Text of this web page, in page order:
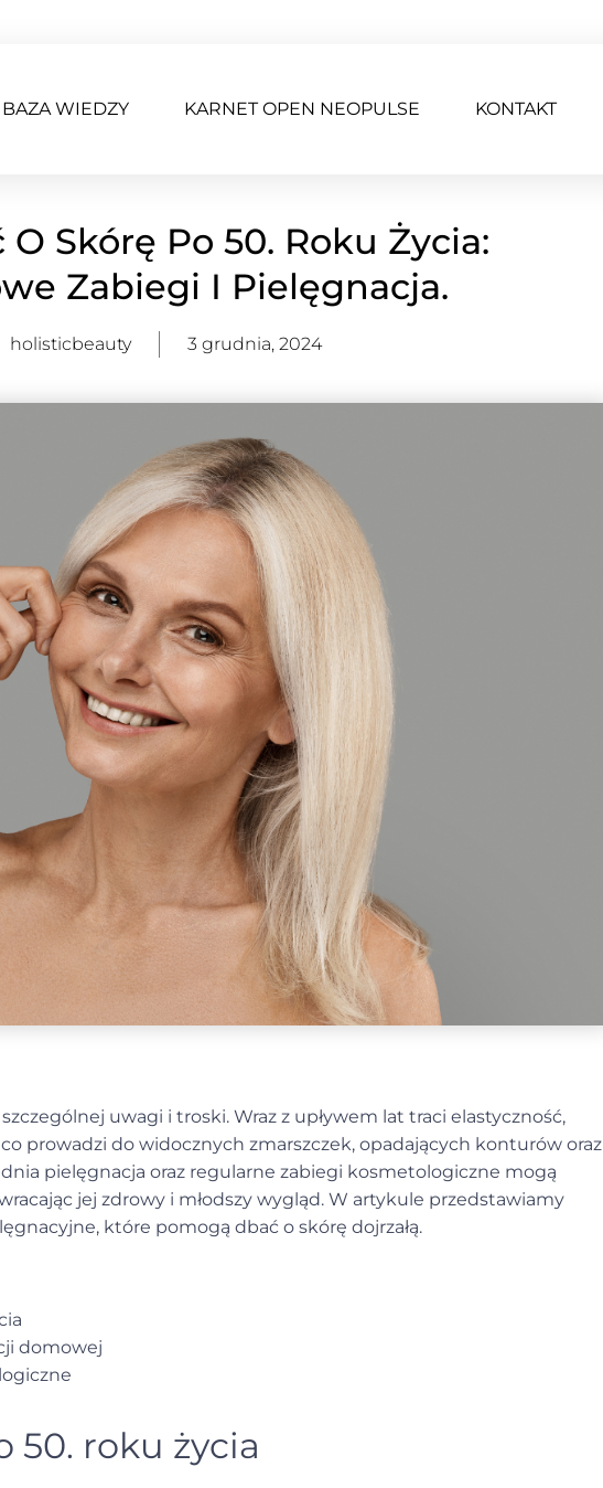
BAZA WIEDZY KARNET OPEN NEOPULSE KONTAKT
O Skórę Po 50. Roku Życia:
Zabiegi I Pielęgnacja.
holisticbeauty 3 grudnia, 2024
uwagi i troski. Wraz z upływem lat traci elastyczność,
prowadzi do widocznych zmarszczek, opadających konturów oraz
pielęgnacja oraz regularne zabiegi kosmetologiczne mogą
jej zdrowy i młodszy wygląd. W artykule przedstawiamy
które pomogą dbać o skórę dojrzałą.
domowej
50. roku życia